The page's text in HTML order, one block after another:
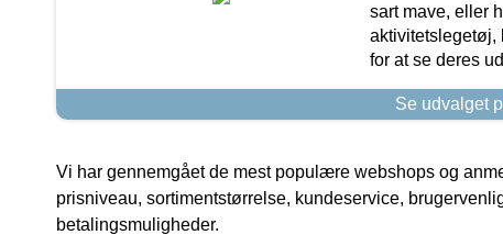
sart mave, eller
aktivitetslegetøj,
for at se deres
Se udvalget
Vi har gennemgået de mest populære webshops og
prisniveau, sortimentstørrelse, kundeservice,
betalingsmuligheder.